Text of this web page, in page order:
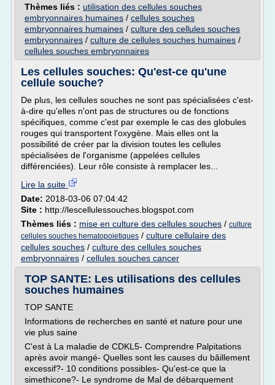
Thèmes liés : utilisation des cellules souches
embryonnaires humaines / cellules souches
embryonnaires humaines / culture des cellules souches
embryonnaires / culture de cellules souches humaines /
cellules souches embryonnaires
Les cellules souches: Qu'est-ce qu'une
cellule souche?
De plus, les cellules souches ne sont pas spécialisées c'est-
à-dire qu'elles n'ont pas de structures ou de fonctions
spécifiques, comme c'est par exemple le cas des globules
rouges qui transportent l'oxygène. Mais elles ont la
possibilité de créer par la division toutes les cellules
spécialisées de l'organisme (appelées cellules
différenciées). Leur rôle consiste à remplacer les...
Lire la suite
Date: 2018-03-06 07:04:42
Site : http://lescellulessouches.blogspot.com
Thèmes liés : mise en culture des cellules souches / culture
cellules souches hematopoietiques / culture cellulaire des
cellules souches / culture des cellules souches
embryonnaires / cellules souches cancer
TOP SANTE: Les utilisations des cellules
souches humaines
TOP SANTE
Informations de recherches en santé et nature pour une
vie plus saine
C'est à La maladie de CDKL5- Comprendre Palpitations
après avoir mangé- Quelles sont les causes du bâillement
excessif?- 10 conditions possibles- Qu'est-ce que la
simethicone?- Le syndrome de Mal de débarquement